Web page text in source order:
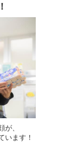
が、
います！